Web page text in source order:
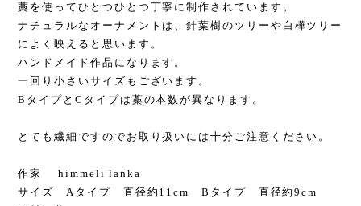
藁を使ってひとつひとつ丁寧に制作されています。
ナチュラルなオーナメントは、針葉樹のツリーや白樺ツリー
によく映えると思います。
ハンドメイド作品になります。
一回り小さいサイズもございます。
BタイプとCタイプは藁の本数が異なります。
とても繊細ですのでお取り扱いには十分ご注意ください。
作家 himmeli lanka
サイズ Aタイプ 直径約11cm Bタイプ 直径約9cm